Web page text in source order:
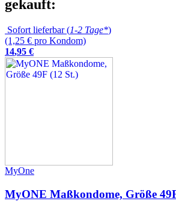
gekauft:
Sofort lieferbar (1-2 Tage*)
(1,25 € pro Kondom)
14,95 €
MyOne
MyONE Maßkondome, Größe